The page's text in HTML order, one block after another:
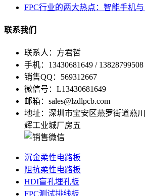
FPC行业的两大热点：智能手机与
联系我们
联系人：方君哲
手机：13430681649 / 13828799508
销售QQ：569312667
微信号：L13430681649
邮箱：sales@lzdlpcb.com
地址：深圳市宝安区燕罗街道燕
辉工业城厂房五
沉金柔性电路板
阻抗柔性电路板
HDI盲孔埋孔板
FPC测试排线板